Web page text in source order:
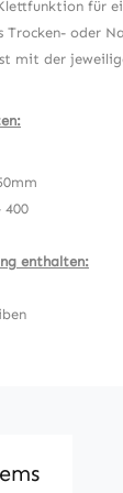
für
Trocken- oder
mit der
400
enthalten: